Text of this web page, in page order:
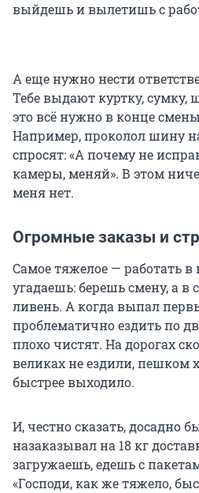
выйдешь и вылетишь с
А еще нужно нести
Тебе выдают куртку, сумку,
это всё нужно в конце
Например, проколол шину
спросят: «А почему не
камеры, меняй». В этом
меня нет.
Огромные заказы и
Самое тяжелое — работать в
угадаешь: берешь смену, а в
ливень. А когда выпал
проблематично ездить по
плохо чистят. На дорогах
великах не ездили, пешком
быстрее выходило.
И, честно сказать, досадно
назаказывал на 18 кг
загружаешь, едешь с
«Господи, как же тяжело,